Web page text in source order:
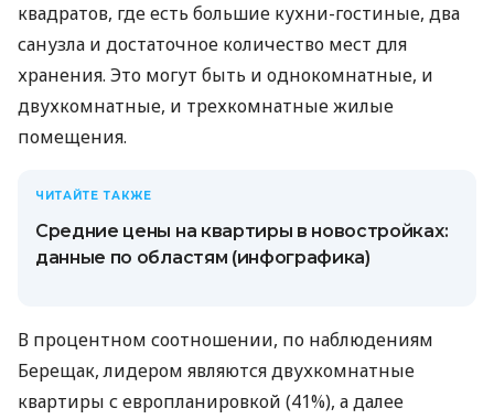
квадратов, где есть большие кухни-гостиные, два
санузла и достаточное количество мест для
хранения. Это могут быть и однокомнатные, и
двухкомнатные, и трехкомнатные жилые
помещения.
ЧИТАЙТЕ ТАКЖЕ
Средние цены на квартиры в новостройках:
данные по областям (инфографика)
В процентном соотношении, по наблюдениям
Берещак, лидером являются двухкомнатные
квартиры с европланировкой (41%), а далее